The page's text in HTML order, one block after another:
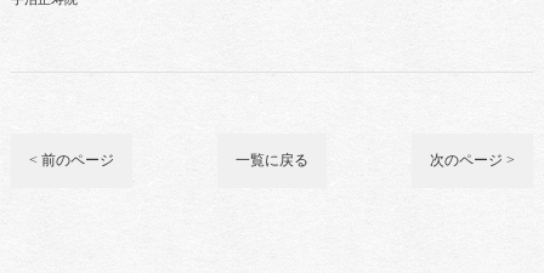
< 前のページ 一覧に戻る 次のページ >